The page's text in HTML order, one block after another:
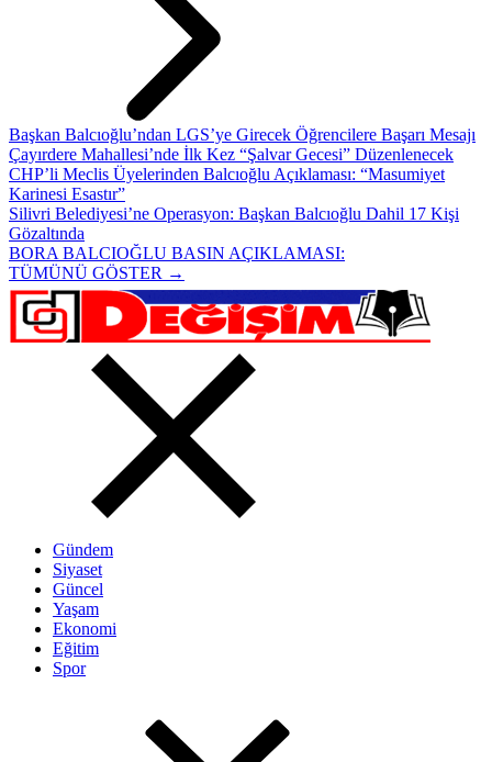
Başkan Balcıoğlu’ndan LGS’ye Girecek Öğrencilere Başarı Mesajı
Çayırdere Mahallesi’nde İlk Kez “Şalvar Gecesi” Düzenlenecek
CHP’li Meclis Üyelerinden Balcıoğlu Açıklaması: “Masumiyet
Karinesi Esastır”
Silivri Belediyesi’ne Operasyon: Başkan Balcıoğlu Dahil 17 Kişi
Gözaltında
BORA BALCIOĞLU BASIN AÇIKLAMASI:
TÜMÜNÜ GÖSTER →
Gündem
Siyaset
Güncel
Yaşam
Ekonomi
Eğitim
Spor